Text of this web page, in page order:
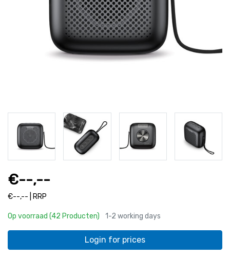
€--,--
€--,-- | RRP
Op voorraad (42 Producten) 1-2 working days
Login for prices